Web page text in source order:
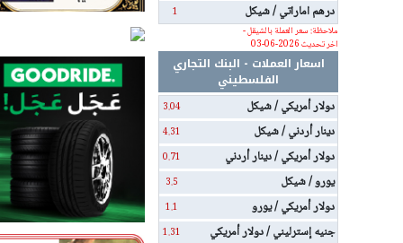
درهم اماراتي / شيكل
1
ملاحظة: سعر العملة بالشيقل -
اخر تحديث 2026-06-03
اسعار العملات - البنك التجاري
الفلسطيني
دولار أمريكي / شيكل
3.04
دينار أردني / شيكل 4.31
دولار أمريكي / دينار أردني 0.71
يورو / شيكل 3.5
دولار أمريكي / يورو 1.1
جنيه إسترليني / دولار أمريكي 1.31